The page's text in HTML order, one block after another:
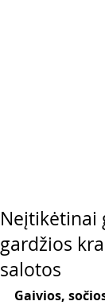
Neįtikėtinai
gardžios
salotos
Gaivios,